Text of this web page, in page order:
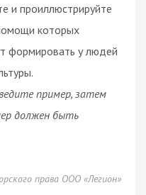
и проиллюстрируйте
которых
формировать у людей
пример, затем
должен быть
права ООО «Легион»